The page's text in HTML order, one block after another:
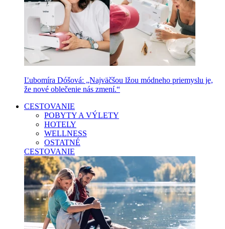
Ľubomíra Dóšová: „Najväčšou lžou módneho priemyslu je,
že nové oblečenie nás zmení.“
CESTOVANIE
POBYTY A VÝLETY
HOTELY
WELLNESS
OSTATNÉ
CESTOVANIE